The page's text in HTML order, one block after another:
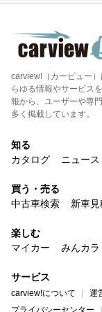
carview!（カービュー
らゆる情報やサービス
報から、ユーザーや専
多く掲載しています。
知る
カタログ
ニュース
買う・売る
中古車検索
新車見
楽しむ
マイカー
みんカラ
サービス
carview!について 運